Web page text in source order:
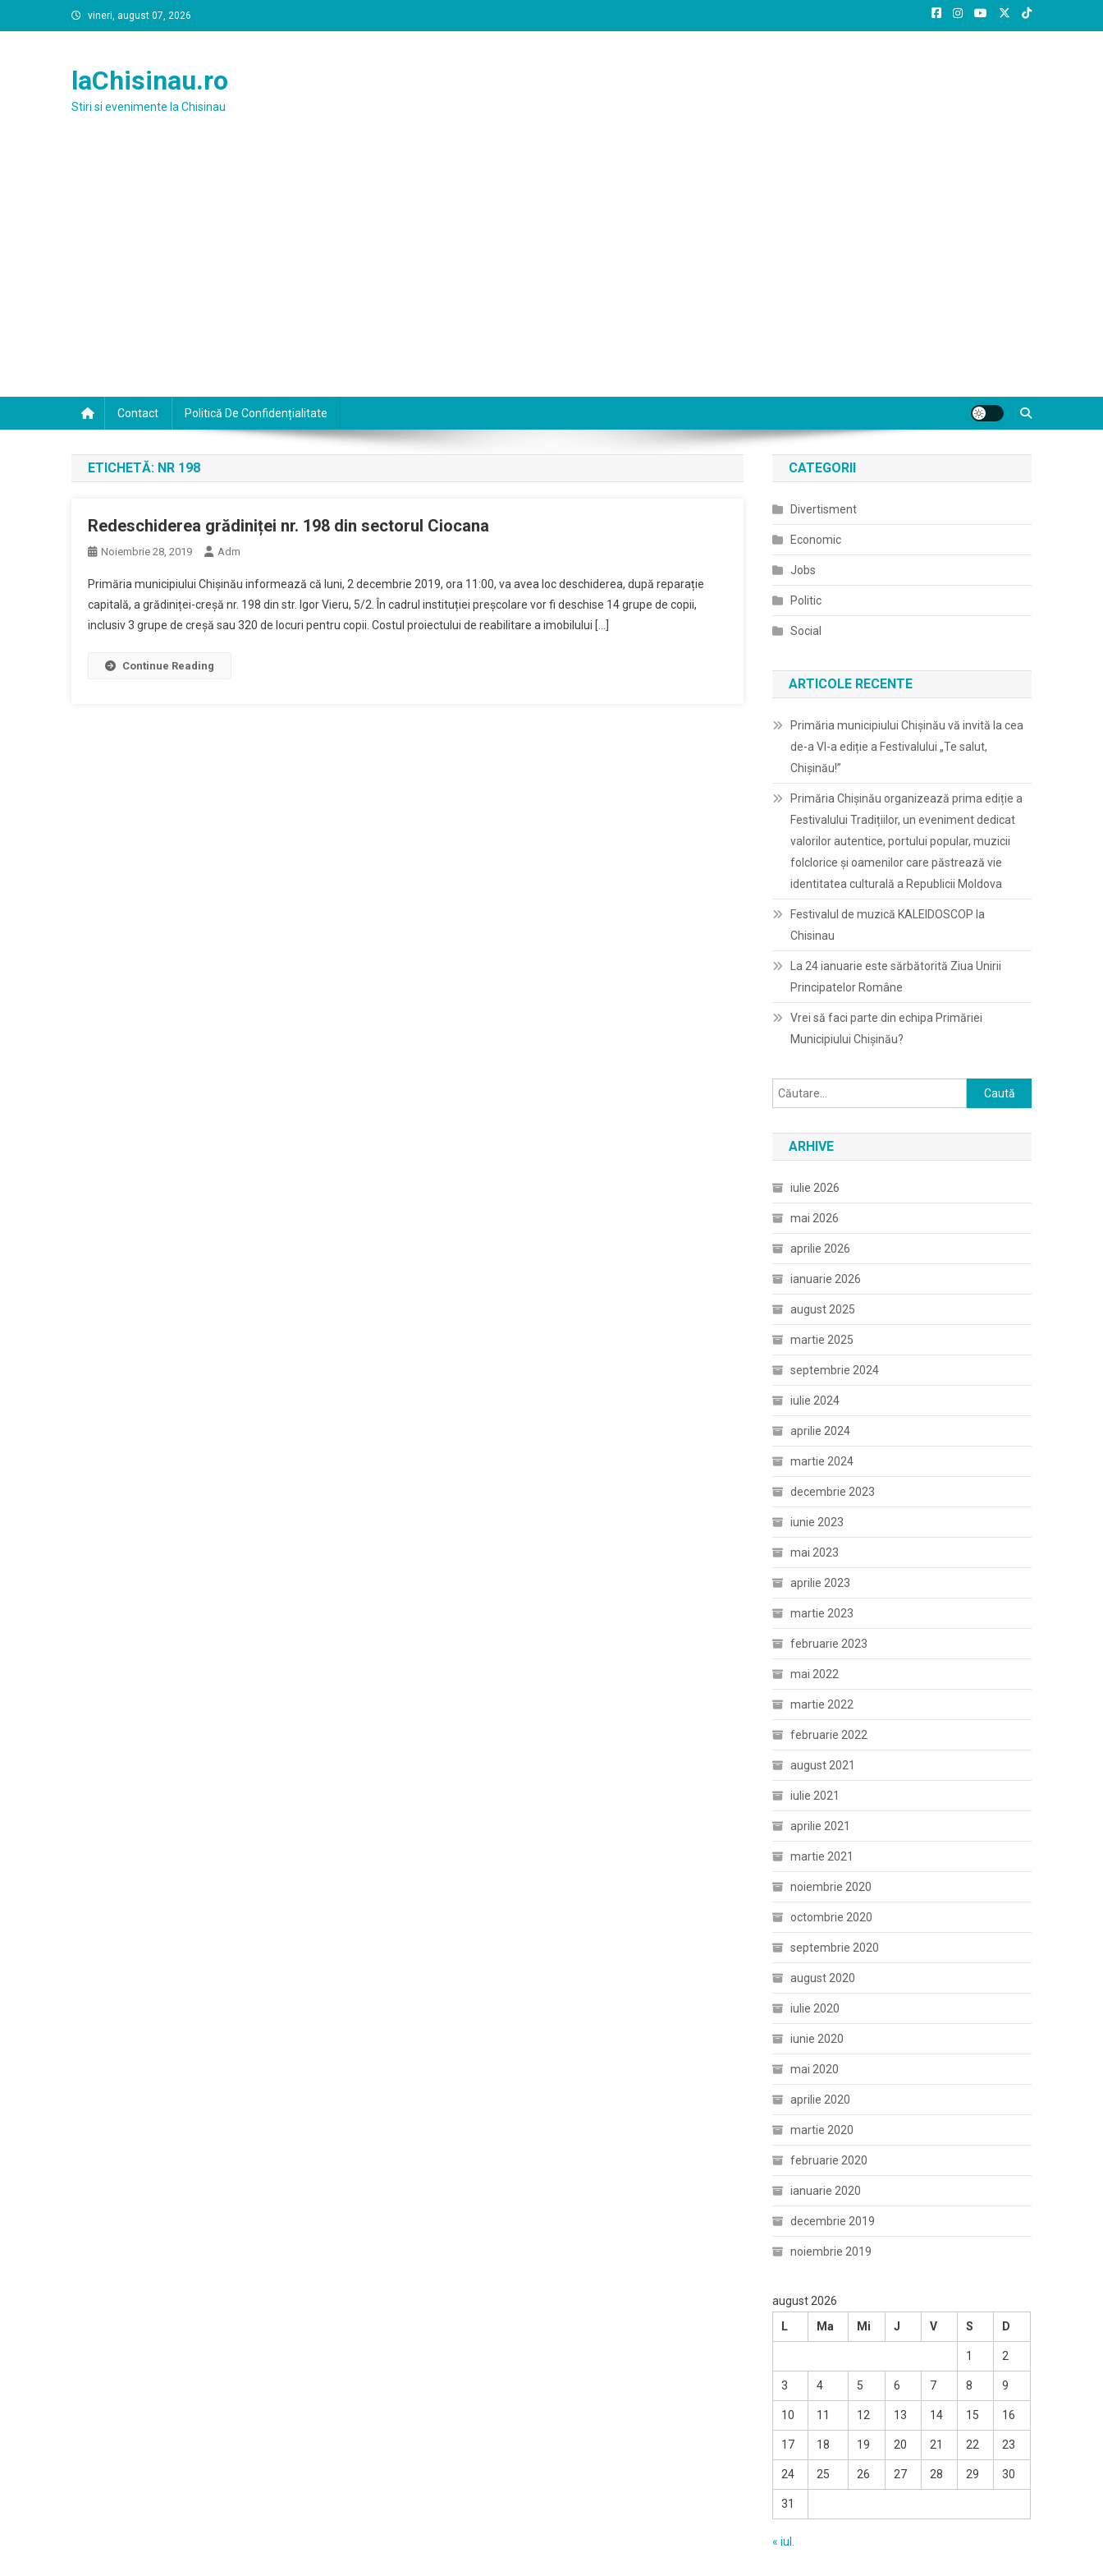
to
vineri, august 07, 2026
laChisinau.ro
Stiri si evenimente la Chisinau
Contact Politică De Confidențialitate
ETICHETĂ: NR 198
Redeschiderea grădiniței nr. 198 din sectorul Ciocana
Noiembrie 28, 2019 Adm
Primăria municipiului Chișinău informează că luni, 2 decembrie 2019, ora 11:00, va avea loc deschiderea, după reparație
capitală, a grădiniței-creșă nr. 198 din str. Igor Vieru, 5/2. În cadrul instituției preșcolare vor fi deschise 14 grupe de copii,
inclusiv 3 grupe de creșă sau 320 de locuri pentru copii. Costul proiectului de reabilitare a imobilului […]
Continue Reading
CATEGORII
Divertisment
Economic
Jobs
Politic
Social
ARTICOLE RECENTE
Primăria municipiului Chișinău vă invită la cea
de-a VI-a ediție a Festivalului „Te salut,
Chișinău!”
Primăria Chișinău organizează prima ediție a
Festivalului Tradițiilor, un eveniment dedicat
valorilor autentice, portului popular, muzicii
folclorice și oamenilor care păstrează vie
identitatea culturală a Republicii Moldova
Festivalul de muzică KALEIDOSCOP la
Chisinau
La 24 ianuarie este sărbătorită Ziua Unirii
Principatelor Române
Vrei să faci parte din echipa Primăriei
Municipiului Chișinău?
Caută
după:
ARHIVE
iulie 2026
mai 2026
aprilie 2026
ianuarie 2026
august 2025
martie 2025
septembrie 2024
iulie 2024
aprilie 2024
martie 2024
decembrie 2023
iunie 2023
mai 2023
aprilie 2023
martie 2023
februarie 2023
mai 2022
martie 2022
februarie 2022
august 2021
iulie 2021
aprilie 2021
martie 2021
noiembrie 2020
octombrie 2020
septembrie 2020
august 2020
iulie 2020
iunie 2020
mai 2020
aprilie 2020
martie 2020
februarie 2020
ianuarie 2020
decembrie 2019
noiembrie 2019
august 2026
L
Ma Mi J V S D
1 2
3 4 5 6 7 8 9
10 11 12 13 14 15 16
17 18 19 20 21 22 23
24 25 26 27 28 29 30
31
« iul.